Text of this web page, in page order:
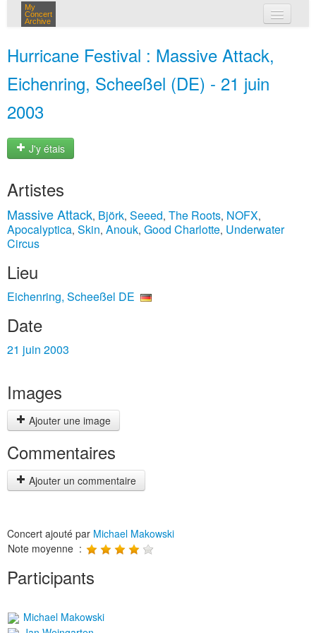
My
Concert
Archive
Hurricane Festival : Massive Attack,
Eichenring, Scheeßel (DE) - 21 juin
2003
J'y étais
Artistes
Massive Attack, Björk, Seeed, The Roots, NOFX,
Apocalyptica, Skin, Anouk, Good Charlotte, Underwater
Circus
Lieu
Eichenring, Scheeßel DE
Date
21 juin 2003
Images
Ajouter une image
Commentaires
Ajouter un commentaire
Concert ajouté par Michael Makowski
Note moyenne :
Participants
Michael Makowski